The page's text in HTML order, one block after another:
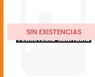
SIN EXISTENCIAS